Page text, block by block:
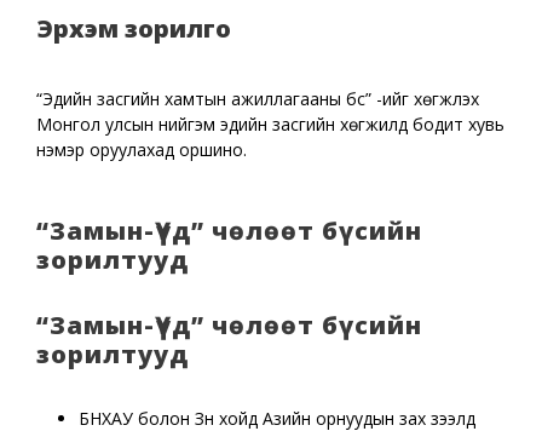
Эрхэм зорилго
“Эдийн засгийн хамтын ажиллагааны бүс” -ийг хөгжүүлэх
Монгол улсын нийгэм эдийн засгийн хөгжилд бодит хувь
нэмэр оруулахад оршино.
“Замын-Үүд” чөлөөт бүсийн
зорилтууд
“Замын-Үүд” чөлөөт бүсийн
зорилтууд
БНХАУ болон Зүүн хойд Азийн орнуудын зах зээлд